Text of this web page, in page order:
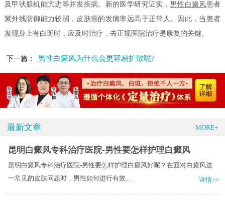
及甲状腺机能亢进等并发疾病。新的医学研究证实， 男性白癜风患者
紫外线防御能力较弱，皮肤癌的发病率远高于正常人。因此，当患者
发现身上有白斑时，应及时治疗，去正规医院治疗是康复的关键。
下一篇： 男性白癜风为什么会更容易扩散呢?
最新文章 MORE+
昆明白癜风专科治疗医院-男性要怎样护理白癜风
昆明白癜风专科治疗医院-男性要怎样护理白癜风好呢？在面对白癜风这
一常见的皮肤问题时，男性如何进行有效.....
详情>>